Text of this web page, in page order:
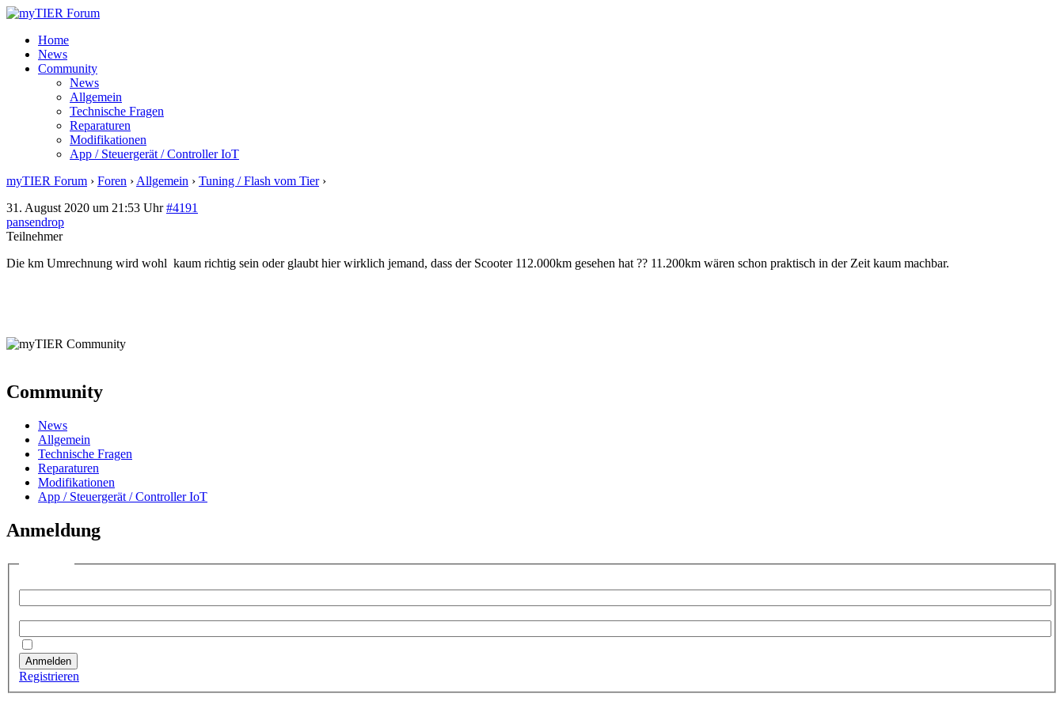
Home
News
Community
News
Allgemein
Technische Fragen
Reparaturen
Modifikationen
App / Steuergerät / Controller IoT
myTIER Forum › Foren › Allgemein › Tuning / Flash vom Tier ›
31. August 2020 um 21:53 Uhr #4191
pansendrop
Teilnehmer
Die km Umrechnung wird wohl kaum richtig sein oder glaubt hier wirklich jemand, dass der Scooter 112.000km gesehen hat ?? 11.200km wären schon praktisch in der Zeit kaum machbar.
Community
News
Allgemein
Technische Fragen
Reparaturen
Modifikationen
App / Steuergerät / Controller IoT
Anmeldung
Anmelden
Registrieren